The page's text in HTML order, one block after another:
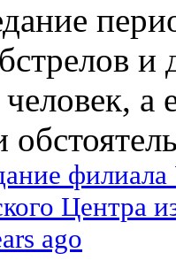
и
а
Центра
ago